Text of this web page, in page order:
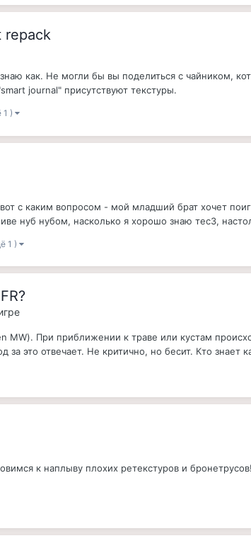
repack
как. Не могли бы вы поделиться с чайником,
journal" присутствуют текстуры.
1 )
с каким вопросом - мой младший брат хочет
нуб нубом, насколько я хорошо знаю тес3,
1 )
При приближении к траве или кустам
это отвечает. Не критично, но бесит. Кто знает
к наплыву плохих ретекстуров и